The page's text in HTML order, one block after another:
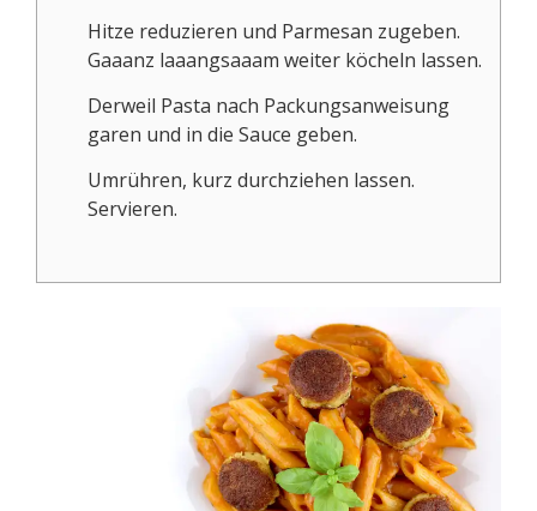
Hitze reduzieren und Parmesan zugeben.
Gaaanz laaangsaaam weiter köcheln lassen.
Derweil Pasta nach Packungsanweisung
garen und in die Sauce geben.
Umrühren, kurz durchziehen lassen.
Servieren.